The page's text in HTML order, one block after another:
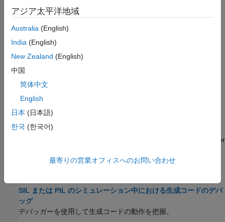
SIL/PIL マネージャーを使用して、Atomic サブシステムでユニッ
SIL/PIL マネージャー検証ワークフロー
生成されたコードを検証するための簡素なワークフロー。
Simulation Mode Override Behavior in Model Reference
Hierarchy
How the simulation mode of the top model or parent model
determines the simulation behavior of a model hierarchy.
SIL and PIL Limitations
Modeling and code generation features that are not supported or
SIL または PIL のシミュレーション中における生成コードのデバ
ッグ
デバッガーを使用して生成コードの動作を把握。
アジア太平洋地域
Australia (English)
India (English)
New Zealand (English)
中国
简体中文
English
日本 (日本語)
한국 (한국어)
最寄りの営業オフィスへのお問い合わせ